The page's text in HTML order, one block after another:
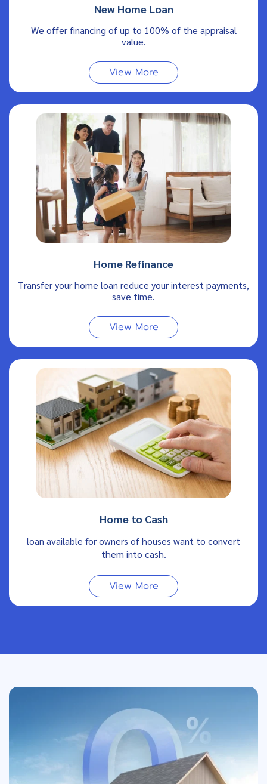
New Home Loan
We offer financing of up to 100% of the appraisal
value.
View More
Home Refinance
Transfer your home loan reduce your interest payments,
save time.
View More
Home to Cash
loan available for owners of houses want to convert
them into cash.
View More